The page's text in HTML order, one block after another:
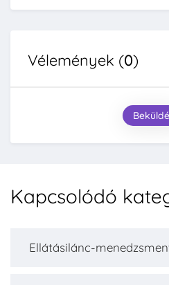
Vélemények (0)
Kapcsolódó
Ellátásilánc-